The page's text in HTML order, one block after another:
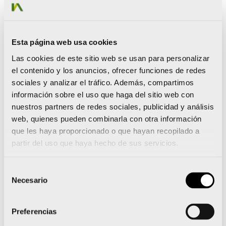
Esta página web usa cookies
Las cookies de este sitio web se usan para personalizar
el contenido y los anuncios, ofrecer funciones de redes
sociales y analizar el tráfico. Además, compartimos
información sobre el uso que haga del sitio web con
nuestros partners de redes sociales, publicidad y análisis
web, quienes pueden combinarla con otra información
que les haya proporcionado o que hayan recopilado a
partir del uso que haya hecho de sus servicios.
Necesario
Preferencias
fuera de Valencia, el Colegio de Ingenieros Agrónomos de
Estos cursos son subvencionables a través de FUNDAE
(Antigua Fundación Tripartita), para ello contamos con
PSICOTEC, empresa de consultoría expertos en la
Gestión de Crédito Formativa. Puedes contactar con
ellos a través de su directora Vanessa Hernanz en el
teléfono 963522784 o a través del mail
vhernanz@psicotec.es
Antón Merino, Alberto